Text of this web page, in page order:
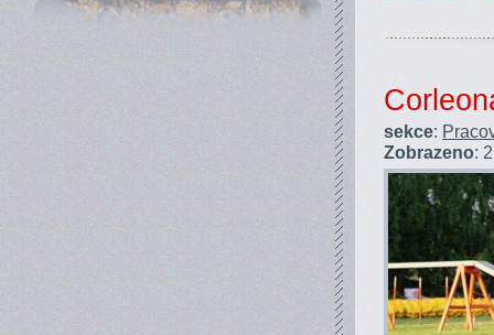
sekce:
Zobrazeno: